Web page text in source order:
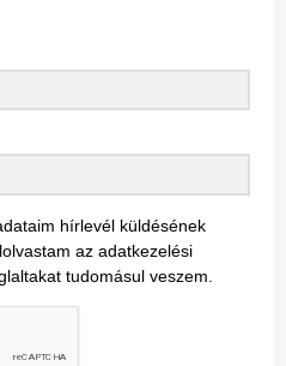
hírlevél küldésének
az adatkezelési
tudomásul veszem.